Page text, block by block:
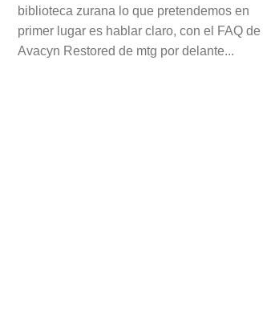
biblioteca zurana lo que pretendemos en
primer lugar es hablar claro, con el FAQ de
Avacyn Restored de mtg por delante...